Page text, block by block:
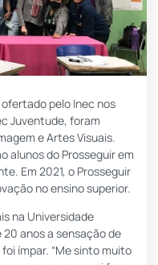
pelo Inec nos
Juventude, foram
e Artes Visuais.
alunos do Prosseguir em
Em 2021, o Prosseguir
no ensino superior.
na Universidade
20 anos a sensação de
ímpar. “Me sinto muito